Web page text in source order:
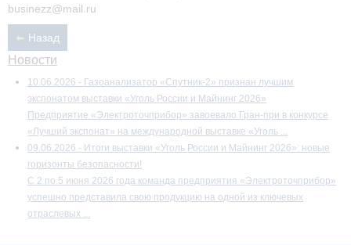
businezz@mail.ru
Назад
Новости
10.06.2026 - Газоанализатор «Спутник-2» признан лучшим
экспонатом выставки «Уголь России и Майнинг 2026»
Предприятие «Электроточприбор» завоевало Гран-при в конкурсе
«Лучший экспонат» на международной выставке «Уголь ...
09.06.2026 - Итоги выставки «Уголь России и Майнинг 2026»: новые
горизонты безопасности!
С 2 по 5 июня 2026 года команда предприятия «Электроточприбор»
успешно представила свою продукцию на одной из ключевых
отраслевых ...